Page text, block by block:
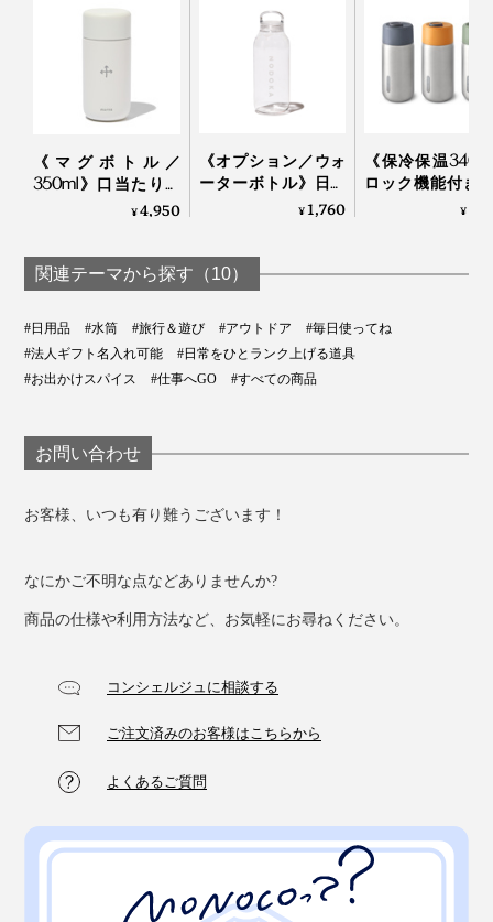
内側のチタン配合セラミックコーティングにより、ニオ
イや味が付着しにくいため、お手入れも簡単。食器用洗
剤と柔らかいスポンジで、優しく洗ってください。
《マグボトル／
350ml》口当たりの
いい飲み口、ひとひ
入ルオリジナルボト
ル
¥4,950
《オプション／ウォ
ーターボトル》日本
茶パウダーと水を入
度の
「NODOKA×KINTO
（500ml）」｜THE
NODOKA
¥1,760
《保冷保温
ロック機能付き
飲みタイプの「
¥
関連テーマから探す（10）
#日用品 #水筒 #旅行＆遊び #アウトドア
#毎日使ってね
#法人ギフト名入れ可能
#日常をひとランク上げる道具
#お出かけスパイス
#仕事へGO #すべての商品
お問い合わせ
お客様、いつも有り難うございます！
なにかご不明な点などありませんか?
商品の仕様や利用方法など、お気軽にお尋ねください。
コンシェルジュに相談する
ご注文済みのお客様はこちらから
よくあるご質問